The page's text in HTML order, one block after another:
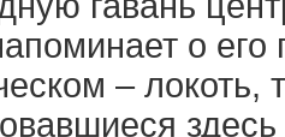
о
– локоть,